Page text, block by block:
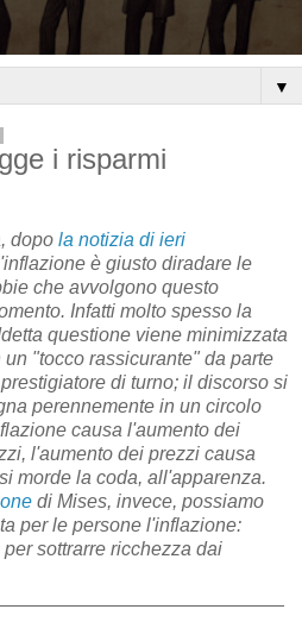
▼
i risparmi
dopo la notizia di ieri
è giusto diradare le
che avvolgono questo
Infatti molto spesso la
questione viene minimizzata
un "tocco rassicurante" da parte
di turno; il discorso si
perennemente in un circolo
causa l'aumento dei
l'aumento dei prezzi causa
morde la coda, all'apparenza.
di Mises, invece, possiamo
per le persone l'inflazione:
sottrarre ricchezza dai